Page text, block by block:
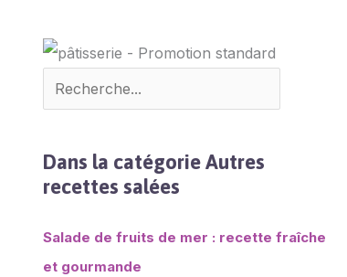
Dans la catégorie Autres
recettes salées
Salade de fruits de mer : recette fraîche
et gourmande